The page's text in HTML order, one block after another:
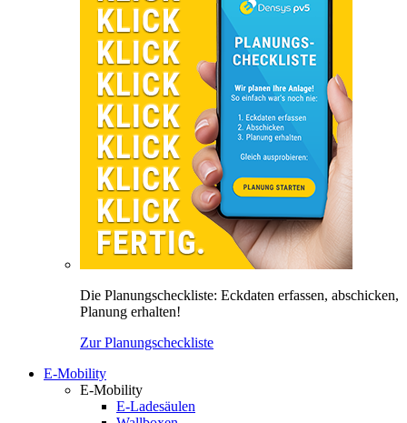
Die Planungscheckliste: Eckdaten erfassen, abschicken,
Planung erhalten!
Zur Planungscheckliste
E-Mobility
E-Mobility
E-Ladesäulen